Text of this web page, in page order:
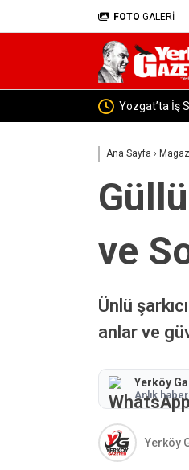
FOTO GALERİ
Ana Sayfa ›
ve
Ünlü
anlar ve
Yerköy
Anlık
Yerköy